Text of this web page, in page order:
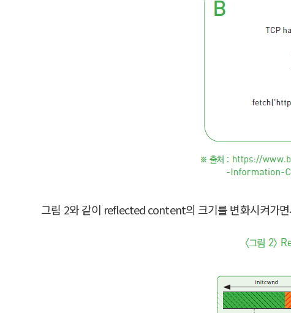
그림 2와 같이 reflected content의 크기를 변화시켜가